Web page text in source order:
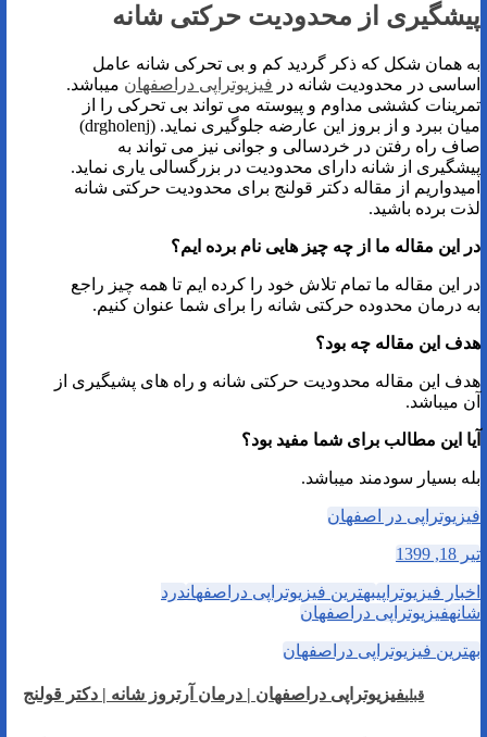
پیشگیری از محدودیت حرکتی شانه
به همان شکل که ذکر گردید کم و بی تحرکی شانه عامل
اساسی در محدودیت شانه در فیزیوتراپی دراصفهان میباشد.
تمرینات کششی مداوم و پیوسته می تواند بی تحرکی را از
میان ببرد و از بروز این عارضه جلوگیری نماید. (drgholenj)
صاف راه رفتن در خردسالی و جوانی نیز می تواند به
پیشگیری از شانه دارای محدودیت در بزرگسالی یاری نماید.
امیدواریم از مقاله دکتر قولنج برای محدودیت حرکتی شانه
لذت برده باشید.
در این مقاله ما از چه چیز هایی نام برده ایم؟
در این مقاله ما تمام تلاش خود را کرده ایم تا همه چیز راجع
به درمان محدوده حرکتی شانه را برای شما عنوان کنیم.
هدف این مقاله چه بود؟
هدف این مقاله محدودیت حرکتی شانه و راه های پشیگیری از
آن میباشد.
آیا این مطالب برای شما مفید بود؟
بله بسیار سودمند میباشد.
فیزیوتراپی در اصفهان
تیر 18, 1399
اخبار فیزیوتراپیبهترین فیزیوتراپی دراصفهاندرد
شانهفیزیوتراپی دراصفهان
بهترین فیزیوتراپی دراصفهان
قبلیفیزیوتراپی دراصفهان | درمان آرتروز شانه | دکتر قولنج